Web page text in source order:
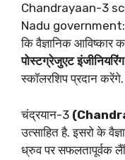
Chandrayaan-3
Nadu government:
कि वैज्ञानिक आविष्कार
पोस्टग्रेजुएट
स्कॉलरशिप प्रदान करेंगे.
चंद्रयान-3
उत्साहित है. इसरो के
ध्रुव पर सफलतापूर्वक